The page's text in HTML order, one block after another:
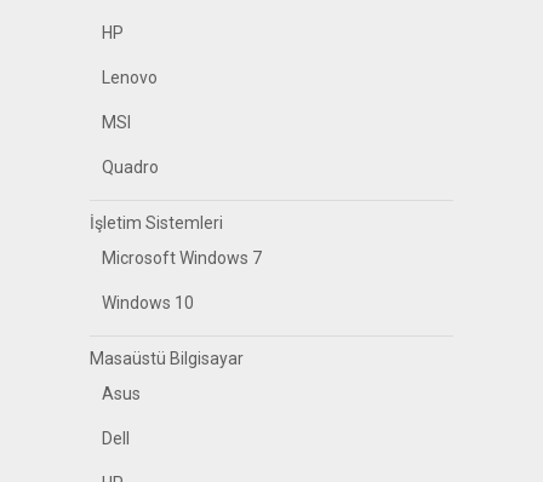
HP
Lenovo
MSI
Quadro
İşletim Sistemleri
Microsoft Windows 7
Windows 10
Masaüstü Bilgisayar
Asus
Dell